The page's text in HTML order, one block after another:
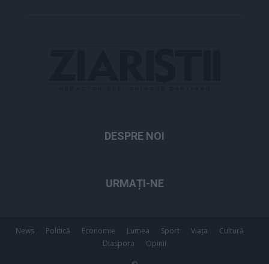
DESPRE NOI
URMAȚI-NE
News Politică Economie Lumea Sport Viața
Cultură
Diaspora
Opinii